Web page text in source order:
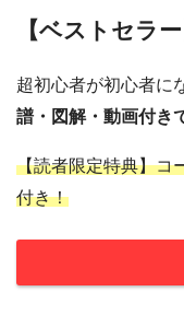
【ベストセラ
超初心者が初心者に
譜・図解・動画付き
【読者限定特典】コ
付き！